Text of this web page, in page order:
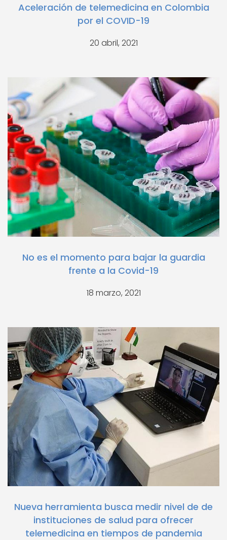
Aceleración de telemedicina en Colombia
por el COVID-19
20 abril, 2021
No es el momento para bajar la guardia
frente a la Covid-19
18 marzo, 2021
Nueva herramienta busca medir nivel de de
instituciones de salud para ofrecer
telemedicina en tiempos de pandemia